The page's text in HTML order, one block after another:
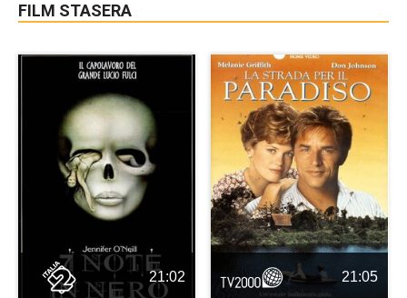
FILM STASERA
21:02 21:05